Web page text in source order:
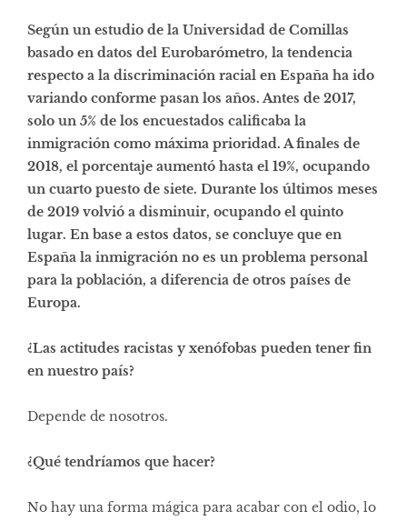
Según un estudio de la Universidad de Comillas
basado en datos del Eurobarómetro, la tendencia
respecto a la discriminación racial en España ha ido
variando conforme pasan los años. Antes de 2017,
solo un 5% de los encuestados calificaba la
inmigración como máxima prioridad. A finales de
2018, el porcentaje aumentó hasta el 19%, ocupando
un cuarto puesto de siete. Durante los últimos meses
de 2019 volvió a disminuir, ocupando el quinto
lugar. En base a estos datos, se concluye que en
España la inmigración no es un problema personal
para la población, a diferencia de otros países de
Europa.
¿Las actitudes racistas y xenófobas pueden tener fin
en nuestro país?
Depende de nosotros.
¿Qué tendríamos que hacer?
No hay una forma mágica para acabar con el odio, lo